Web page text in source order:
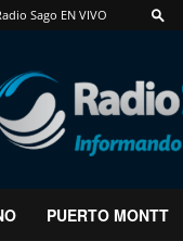
Sago EN VIVO
RadioSago
PUERTO MONTT